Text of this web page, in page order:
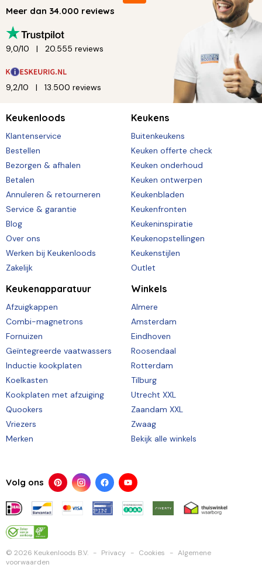
Meer dan 34.000 reviews
9,0/10 20.555 reviews
9,2/10 13.500 reviews
Keukenloods
Klantenservice
Bestellen
Bezorgen & afhalen
Betalen
Annuleren & retourneren
Service & garantie
Blog
Over ons
Werken bij Keukenloods
Zakelijk
Keukens
Buitenkeukens
Keuken offerte check
Keuken onderhoud
Keuken ontwerpen
Keukenbladen
Keukenfronten
Keukeninspiratie
Keukenopstellingen
Keukenstijlen
Outlet
Keukenapparatuur
Afzuigkappen
Combi-magnetrons
Fornuizen
Geïntegreerde vaatwassers
Inductie kookplaten
Koelkasten
Kookplaten met afzuiging
Quookers
Vriezers
Merken
Winkels
Almere
Amsterdam
Eindhoven
Roosendaal
Rotterdam
Tilburg
Utrecht XXL
Zaandam XXL
Zwaag
Bekijk alle winkels
Volg ons
© 2026 Keukenloods B.V. Privacy Cookies
Algemene
voorwaarden